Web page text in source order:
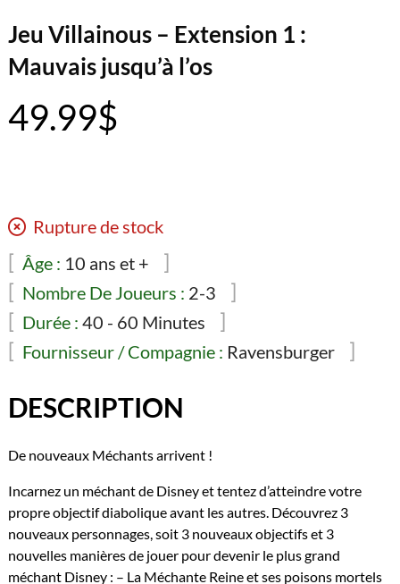
Jeu Villainous – Extension 1 :
Mauvais jusqu’à l’os
49.99$
Rupture de stock
Âge : 10 ans et +
Nombre De Joueurs : 2-3
Durée : 40 - 60 Minutes
Fournisseur / Compagnie : Ravensburger
DESCRIPTION
De nouveaux Méchants arrivent !
Incarnez un méchant de Disney et tentez d’atteindre votre
propre objectif diabolique avant les autres. Découvrez 3
nouveaux personnages, soit 3 nouveaux objectifs et 3
nouvelles manières de jouer pour devenir le plus grand
méchant Disney : – La Méchante Reine et ses poisons mortels